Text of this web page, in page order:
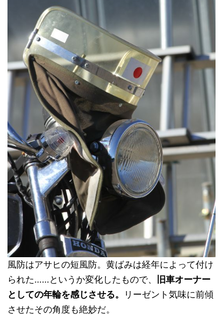
風防はアサヒの短風防。黄ばみは経年によって付け
られた……というか変化したもので、
旧車オーナー
としての年輪を感じさせる。
リーゼント気味に前傾
させたその角度も絶妙だ。